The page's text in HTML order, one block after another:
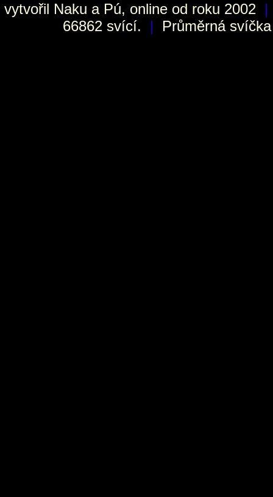
vytvořil Naku a Pú, online od roku 2002 |
66862 svící.
| Průměrná